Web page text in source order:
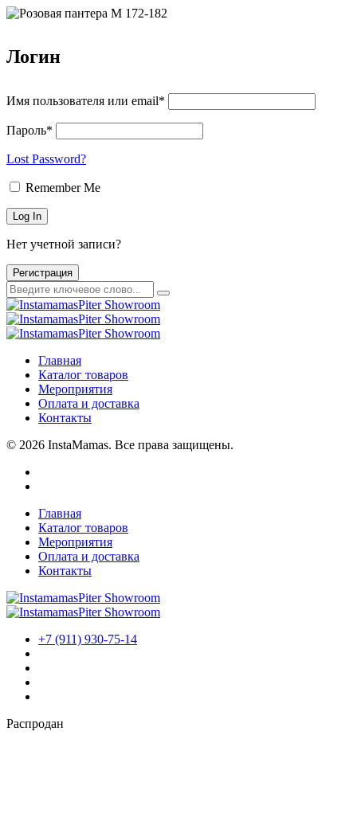
Логин
Имя пользователя или email*
Пароль*
Lost Password?
Remember Me
Нет учетной записи?
Регистрация
Главная
Каталог товаров
Мероприятия
Оплата и доставка
Контакты
© 2026 InstaMamas. Все права защищены.
Главная
Каталог товаров
Мероприятия
Оплата и доставка
Контакты
+7 (911) 930-75-14
Распродан